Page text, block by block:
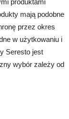
produktami
mają podobne
przez okres
w użytkowaniu i
Seresto jest
wybór zależy od